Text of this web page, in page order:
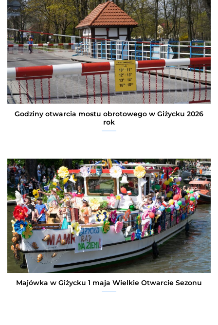
Godziny otwarcia mostu obrotowego w Giżycku 2026
rok
Majówka w Giżycku 1 maja Wielkie Otwarcie Sezonu